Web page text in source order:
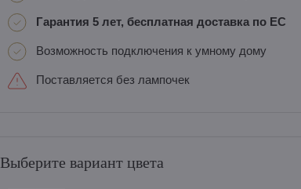
Гарантия 5 лет, бесплатная доставка по ЕС
Возможность подключения к умному дому
Поставляется без лампочек
Выберите вариант цвета